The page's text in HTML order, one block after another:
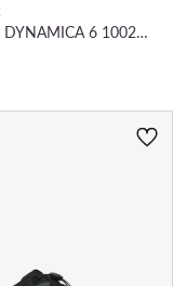
EO-ZIG DYNAMICA 6 100263918 · Маратонки за бягане